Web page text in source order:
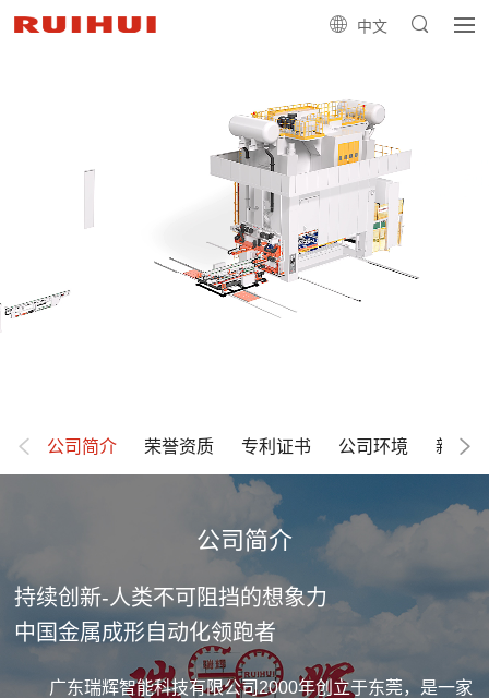
中文
公司简介 荣誉资质 专利证书 公司环境 新闻
公司简介
持续创新-人类不可阻挡的想象力
中国金属成形自动化领跑者
广东瑞辉智能科技有限公司2000年创立于东莞，是一家